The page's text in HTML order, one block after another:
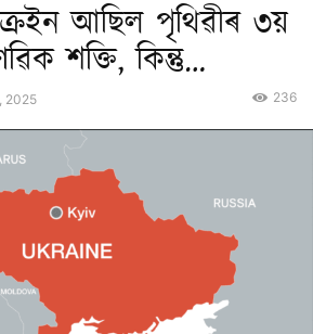
আছিল পৃথিৱীৰ ৩য়
শক্তি, কিন্তু…
2025 236